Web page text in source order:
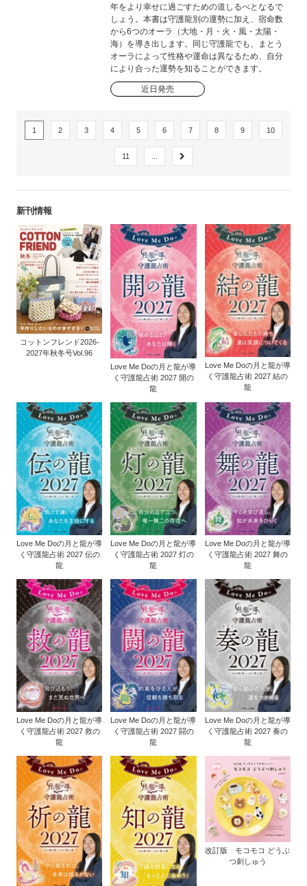
年をより幸せに過ごすための道しるべとなるで
しょう。本書は守護龍別の運勢に加え、宿命数
から6つのオーラ（大地・月・火・風・太陽・
海）を導き出します。同じ守護龍でも、まとう
オーラによって性格や運命は異なるため、自分
により合った運勢を知ることができます。
近日発売
1 2 3 4 5 6 7 8 9 10
11
新刊情報
コットンフレンド2026-
2027年秋冬号Vol.96
Love Me Doの月と龍が導
く守護龍占術 2027 開の
龍
Love Me Doの月と龍が導
く守護龍占術 2027 結の
龍
Love Me Doの月と龍が導
く守護龍占術 2027 伝の
龍
Love Me Doの月と龍が導
く守護龍占術 2027 灯の
龍
Love Me Doの月と龍が導
く守護龍占術 2027 舞の
龍
Love Me Doの月と龍が導
く守護龍占術 2027 救の
龍
Love Me Doの月と龍が導
く守護龍占術 2027 闘の
龍
Love Me Doの月と龍が導
く守護龍占術 2027 奏の
龍
改訂版 モコモコ どうぶ
つ刺しゅう